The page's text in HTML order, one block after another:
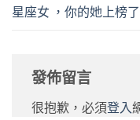
星座女 ，你的她上榜
發佈留言
很抱歉，必須登入